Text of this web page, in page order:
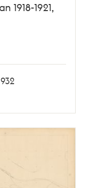
1918-1921,